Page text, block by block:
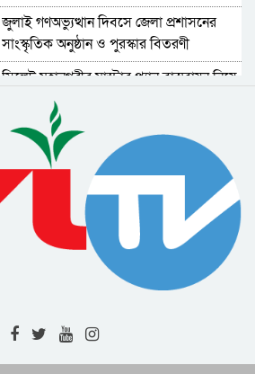
জুলাই গণঅভ্যুত্থান দিবসে জেলা প্রশাসনের
সাংস্কৃতিক অনুষ্ঠান ও পুরস্কার বিতরণী
সিলেট মহানগরীর মাস্টার প্ল্যান বাস্তবায়ন নিয়ে
ঢাকায় উচ্চপর্যায়ের সভা
শাল্লায় বর্ষার পানিতে গোসল করতে নেমে
বিদ্যুৎস্পৃষ্ট হয়ে ২ কিশোরের মৃত্যু
র‌্যাবের অভিয়ানে বিভিন্ন জেলায় গ্রেফতার ৫ ||
মাদক উদ্ধার || জরিমানা
নগরবাসীর জীবনমান উন্নয়নে পরিকল্পিত
উন্নয়নের বিকল্প নেই : সিসিক প্রশাসক
শিক্ষক মুরাদ আহমদের মৃত্যুতে শোকসভা ও